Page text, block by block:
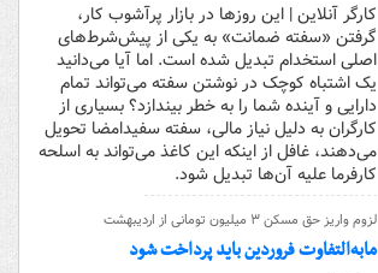
کارگر آنلاین | این روزها در بازار پرآشوب کار،
گرفتن «سفته ضمانت» به یکی از پیش‌شرط‌های
اصلی استخدام تبدیل شده است. اما آیا می‌دانید
یک اشتباه کوچک در نوشتن سفته می‌تواند تمام
دارایی و آینده شما را به خطر بیندازد؟ بسیاری از
کارگران به دلیل نیاز مالی، سفته سفیدامضا تحویل
می‌دهند، غافل از اینکه این کاغذ می‌تواند به اسلحه
کارفرما علیه آن‌ها تبدیل شود.
لزوم واریز حق مسکن ۳ میلیون تومانی از اردیبهشت
مابه‌التفاوت فروردین باید پرداخت شود